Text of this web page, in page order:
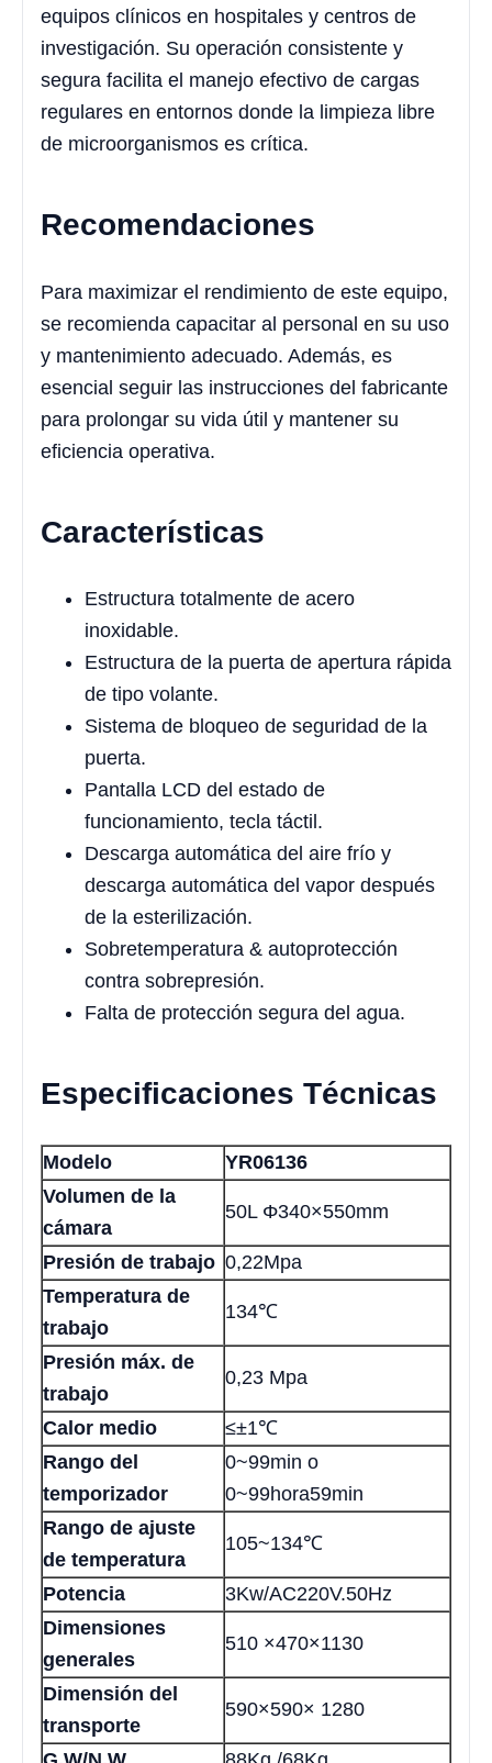
equipos clínicos en hospitales y centros de
investigación. Su operación consistente y
segura facilita el manejo efectivo de cargas
regulares en entornos donde la limpieza libre
de microorganismos es crítica.
Recomendaciones
Para maximizar el rendimiento de este equipo,
se recomienda capacitar al personal en su uso
y mantenimiento adecuado. Además, es
esencial seguir las instrucciones del fabricante
para prolongar su vida útil y mantener su
eficiencia operativa.
Características
Estructura totalmente de acero
inoxidable.
Estructura de la puerta de apertura rápida
de tipo volante.
Sistema de bloqueo de seguridad de la
puerta.
Pantalla LCD del estado de
funcionamiento, tecla táctil.
Descarga automática del aire frío y
descarga automática del vapor después
de la esterilización.
Sobretemperatura & autoprotección
contra sobrepresión.
Falta de protección segura del agua.
Especificaciones Técnicas
Modelo
YR06136
Volumen de la
cámara
50L Φ340×550mm
Presión de trabajo 0,22Mpa
Temperatura de
trabajo
134℃
Presión máx. de
trabajo
0,23 Mpa
Calor medio
≤±1℃
Rango del
temporizador
0~99min o
0~99hora59min
Rango de ajuste
de temperatura
105~134℃
Potencia
3Kw/AC220V.50Hz
Dimensiones
generales
510 ×470×1130
Dimensión del
transporte
590×590× 1280